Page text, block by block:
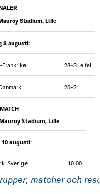
Stadium, Lille
8 augusti:
28–31 e fel
25–21
Stadium, Lille
augusti:
10.00
matcher och